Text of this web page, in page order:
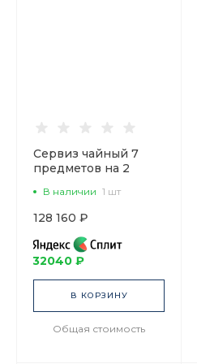
Сервиз чайный 7
предметов на 2
Талисман рисунок
Белый арт.
81.16887.00.1
В наличии 1 шт
128 160 ₽
32040 ₽
В КОРЗИНУ
Общая стоимость